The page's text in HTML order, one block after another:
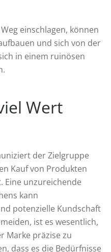
einschlagen, können
und sich von der
in einem ruinösen
Wert
der Zielgruppe
Kauf von Produkten
Eine unzureichende
kann
potenzielle Kundschaft
ist es wesentlich,
Marke präzise zu
dass es die Bedürfnisse